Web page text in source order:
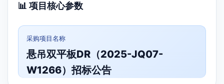
📊 项目核心参数
采购项目名称
悬吊双平板DR（2025-JQ07-
W1266）招标公告